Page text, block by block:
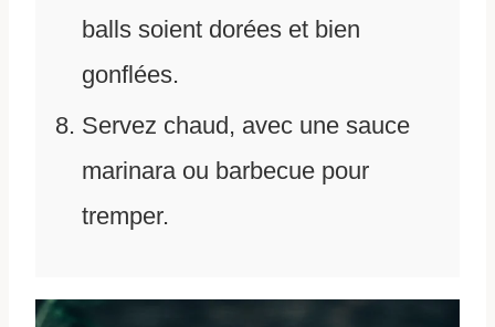
balls soient dorées et bien
gonflées.
Servez chaud, avec une sauce
marinara ou barbecue pour
tremper.